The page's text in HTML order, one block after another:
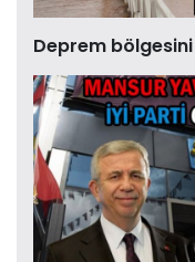
Deprem bölgesini